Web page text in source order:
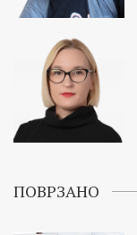
ПОВРЗАНО